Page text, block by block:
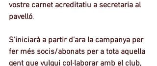
vostre carnet acreditatiu a secretaria al
pavelló.
S'iniciarà a partir d'ara la campanya per
fer més socis/abonats per a tota aquella
gent que vulgui col·laborar amb el club,